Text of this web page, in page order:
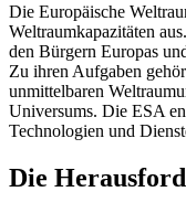
Die Europäische
Weltraumkapazitäten
den Bürgern Europas
Zu ihren Aufgaben
unmittelbaren
Universums. Die ESA
Technologien und
Die